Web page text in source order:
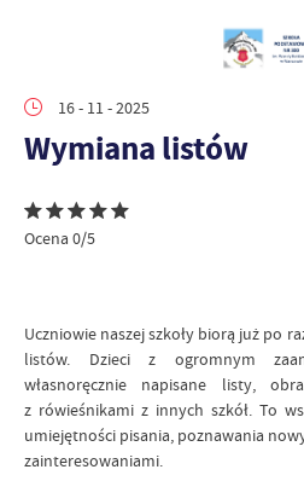
16 - 11 - 2025
Wymiana listów
Ocena 0/5
Uczniowie naszej szkoły biorą już po
listów. Dzieci z ogromnym
własnoręcznie napisane listy,
z rówieśnikami z innych szkół. To
umiejętności pisania, poznawania
zainteresowaniami.